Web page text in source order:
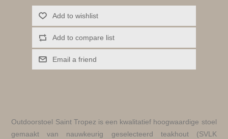
Add to wishlist
Add to compare list
Email a friend
Outdoorstoel Saint Tropez is een kwalitatief hoogwaardige stoel
gemaakt van nauwkeurig geselecteerd teakhout (SVLK